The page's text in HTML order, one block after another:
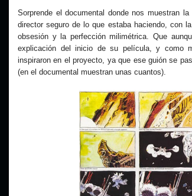
Sorprende el documental donde nos muestran
director seguro de lo que estaba haciendo, con
obsesión y la perfección milimétrica. Que
explicación del inicio de su película, y como
inspiraron en el proyecto, ya que ese guión se
(en el documental muestran unas cuantos).